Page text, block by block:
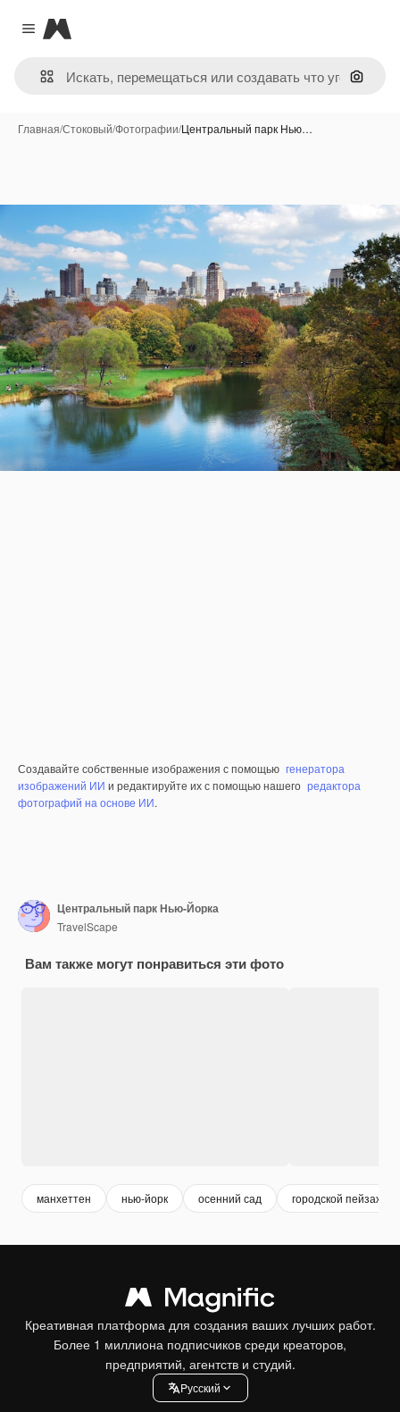
Close menu
Magnific
Поиск
Главная/Стоковый/Фотографии/Центральный парк Нью…
Создавайте собственные изображения с помощью генератора
изображений ИИ и редактируйте их с помощью нашего редактора
фотографий на основе ИИ.
Центральный парк Нью-Йорка
TravelScape
Вам также могут понравиться эти фото
манхеттен нью-йорк осенний сад городской пейзаж
Креативная платформа для создания ваших лучших работ.
Более 1 миллиона подписчиков среди креаторов,
предприятий, агентств и студий.
Pусский